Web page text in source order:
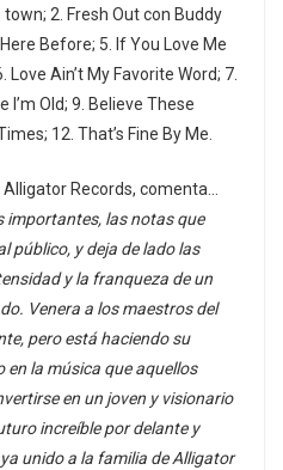
2. Fresh Out con Buddy
Before; 5. If You Love Me
Love Ain’t My Favorite Word; 7.
I’m Old; 9. Believe These
12. That’s Fine By Me.
Records, comenta…
importantes, las notas que
público, y deja de lado las
y la franqueza de un
Venera a los maestros del
pero está haciendo su
la música que aquellos
en un joven y visionario
increíble por delante y
unido a la familia de Alligator